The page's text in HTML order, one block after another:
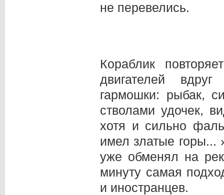
не перевелись.
Кораблик
двигателей
гармошки: рыбак,
стволами удочек,
хотя и сильно
имел златые горы...
уже обменял на
минуту самая
и иностранцев.